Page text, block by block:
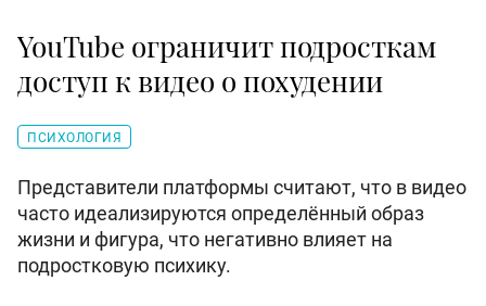
YouTube ограничит подросткам
доступ к видео о похудении
ПСИХОЛОГИЯ
Представители платформы считают, что в видео
часто идеализируются определённый образ
жизни и фигура, что негативно влияет на
подростковую психику.